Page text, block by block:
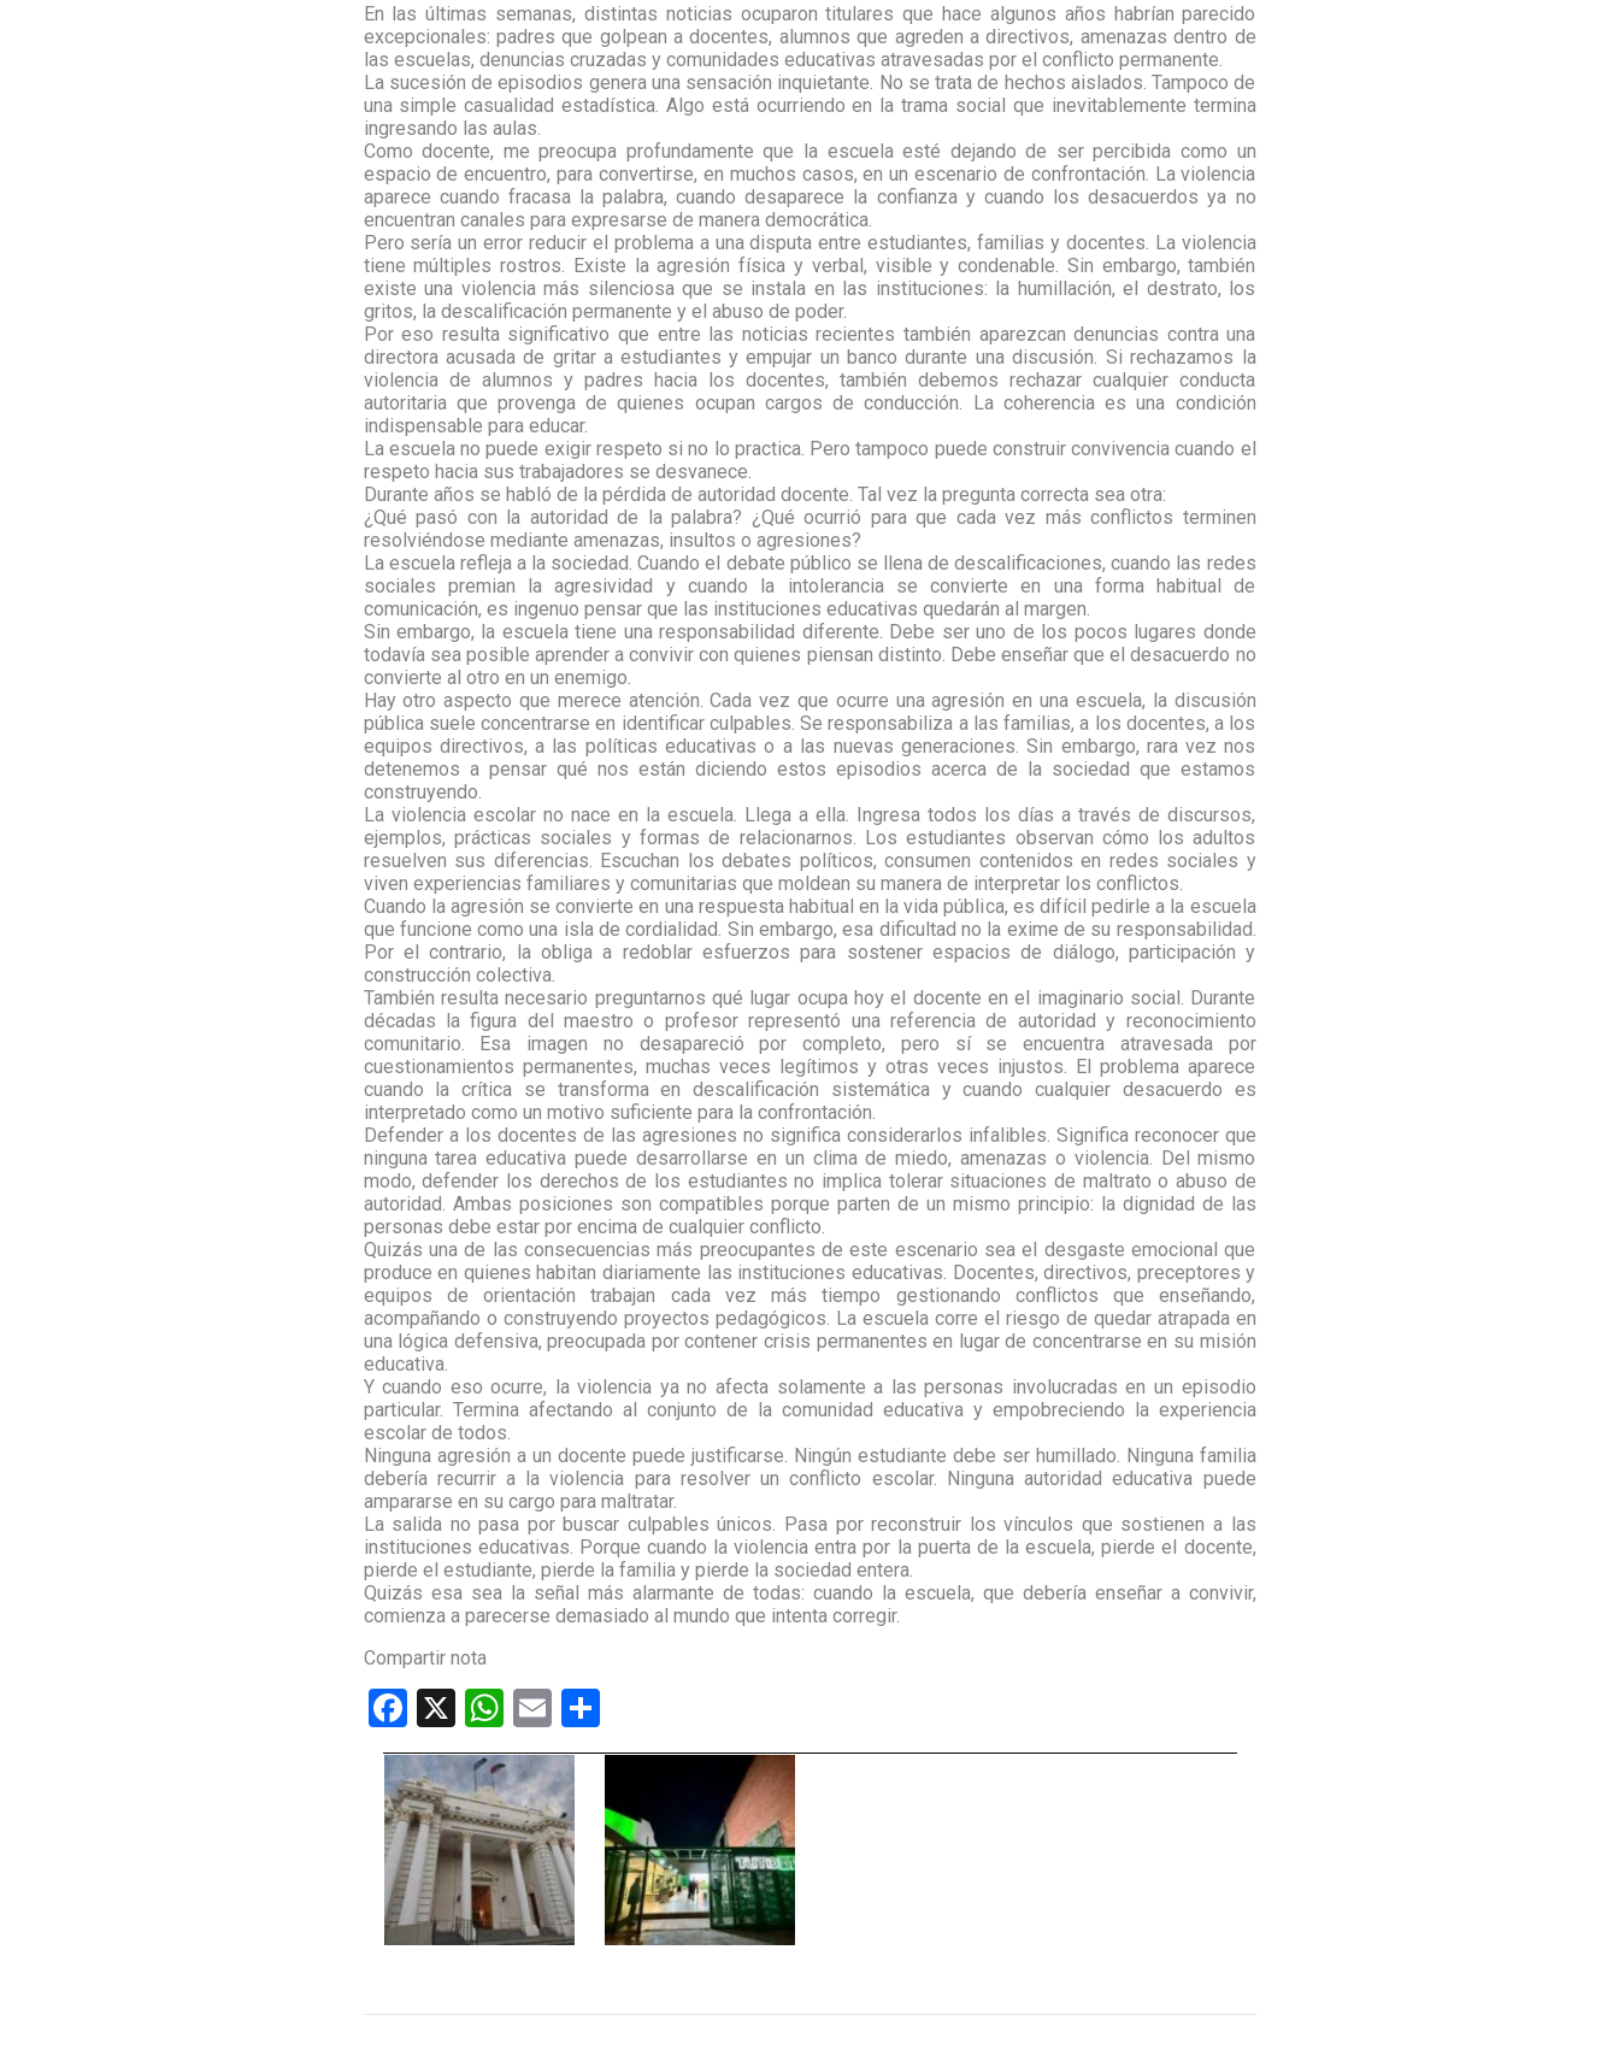
En las últimas semanas, distintas noticias ocuparon titulares que hace algunos años habrían parecido
excepcionales: padres que golpean a docentes, alumnos que agreden a directivos, amenazas dentro de
las escuelas, denuncias cruzadas y comunidades educativas atravesadas por el conflicto permanente.
La sucesión de episodios genera una sensación inquietante. No se trata de hechos aislados. Tampoco de
una simple casualidad estadística. Algo está ocurriendo en la trama social que inevitablemente termina
ingresando las aulas.
Como docente, me preocupa profundamente que la escuela esté dejando de ser percibida como un
espacio de encuentro, para convertirse, en muchos casos, en un escenario de confrontación. La violencia
aparece cuando fracasa la palabra, cuando desaparece la confianza y cuando los desacuerdos ya no
encuentran canales para expresarse de manera democrática.
Pero sería un error reducir el problema a una disputa entre estudiantes, familias y docentes. La violencia
tiene múltiples rostros. Existe la agresión física y verbal, visible y condenable. Sin embargo, también
existe una violencia más silenciosa que se instala en las instituciones: la humillación, el destrato, los
gritos, la descalificación permanente y el abuso de poder.
Por eso resulta significativo que entre las noticias recientes también aparezcan denuncias contra una
directora acusada de gritar a estudiantes y empujar un banco durante una discusión. Si rechazamos la
violencia de alumnos y padres hacia los docentes, también debemos rechazar cualquier conducta
autoritaria que provenga de quienes ocupan cargos de conducción. La coherencia es una condición
indispensable para educar.
La escuela no puede exigir respeto si no lo practica. Pero tampoco puede construir convivencia cuando el
respeto hacia sus trabajadores se desvanece.
Durante años se habló de la pérdida de autoridad docente. Tal vez la pregunta correcta sea otra:
¿Qué pasó con la autoridad de la palabra? ¿Qué ocurrió para que cada vez más conflictos terminen
resolviéndose mediante amenazas, insultos o agresiones?
La escuela refleja a la sociedad. Cuando el debate público se llena de descalificaciones, cuando las redes
sociales premian la agresividad y cuando la intolerancia se convierte en una forma habitual de
comunicación, es ingenuo pensar que las instituciones educativas quedarán al margen.
Sin embargo, la escuela tiene una responsabilidad diferente. Debe ser uno de los pocos lugares donde
todavía sea posible aprender a convivir con quienes piensan distinto. Debe enseñar que el desacuerdo no
convierte al otro en un enemigo.
Hay otro aspecto que merece atención. Cada vez que ocurre una agresión en una escuela, la discusión
pública suele concentrarse en identificar culpables. Se responsabiliza a las familias, a los docentes, a los
equipos directivos, a las políticas educativas o a las nuevas generaciones. Sin embargo, rara vez nos
detenemos a pensar qué nos están diciendo estos episodios acerca de la sociedad que estamos
construyendo.
La violencia escolar no nace en la escuela. Llega a ella. Ingresa todos los días a través de discursos,
ejemplos, prácticas sociales y formas de relacionarnos. Los estudiantes observan cómo los adultos
resuelven sus diferencias. Escuchan los debates políticos, consumen contenidos en redes sociales y
viven experiencias familiares y comunitarias que moldean su manera de interpretar los conflictos.
Cuando la agresión se convierte en una respuesta habitual en la vida pública, es difícil pedirle a la escuela
que funcione como una isla de cordialidad. Sin embargo, esa dificultad no la exime de su responsabilidad.
Por el contrario, la obliga a redoblar esfuerzos para sostener espacios de diálogo, participación y
construcción colectiva.
También resulta necesario preguntarnos qué lugar ocupa hoy el docente en el imaginario social. Durante
décadas la figura del maestro o profesor representó una referencia de autoridad y reconocimiento
comunitario. Esa imagen no desapareció por completo, pero sí se encuentra atravesada por
cuestionamientos permanentes, muchas veces legítimos y otras veces injustos. El problema aparece
cuando la crítica se transforma en descalificación sistemática y cuando cualquier desacuerdo es
interpretado como un motivo suficiente para la confrontación.
Defender a los docentes de las agresiones no significa considerarlos infalibles. Significa reconocer que
ninguna tarea educativa puede desarrollarse en un clima de miedo, amenazas o violencia. Del mismo
modo, defender los derechos de los estudiantes no implica tolerar situaciones de maltrato o abuso de
autoridad. Ambas posiciones son compatibles porque parten de un mismo principio: la dignidad de las
personas debe estar por encima de cualquier conflicto.
Quizás una de las consecuencias más preocupantes de este escenario sea el desgaste emocional que
produce en quienes habitan diariamente las instituciones educativas. Docentes, directivos, preceptores y
equipos de orientación trabajan cada vez más tiempo gestionando conflictos que enseñando,
acompañando o construyendo proyectos pedagógicos. La escuela corre el riesgo de quedar atrapada en
una lógica defensiva, preocupada por contener crisis permanentes en lugar de concentrarse en su misión
educativa.
Y cuando eso ocurre, la violencia ya no afecta solamente a las personas involucradas en un episodio
particular. Termina afectando al conjunto de la comunidad educativa y empobreciendo la experiencia
escolar de todos.
Ninguna agresión a un docente puede justificarse. Ningún estudiante debe ser humillado. Ninguna familia
debería recurrir a la violencia para resolver un conflicto escolar. Ninguna autoridad educativa puede
ampararse en su cargo para maltratar.
La salida no pasa por buscar culpables únicos. Pasa por reconstruir los vínculos que sostienen a las
instituciones educativas. Porque cuando la violencia entra por la puerta de la escuela, pierde el docente,
pierde el estudiante, pierde la familia y pierde la sociedad entera.
Quizás esa sea la señal más alarmante de todas: cuando la escuela, que debería enseñar a convivir,
comienza a parecerse demasiado al mundo que intenta corregir.
Compartir nota
F
a
ce
b
o
o
k
X W
h
at
s
A
p
p
E
m
ail
C
o
p
ar
tir